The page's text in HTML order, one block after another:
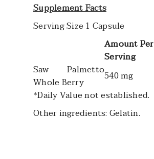
Supplement Facts
Serving Size 1 Capsule
Amount Per
Serving
Saw Palmetto
Whole Berry
540 mg
*Daily Value not established.
Other ingredients: Gelatin.